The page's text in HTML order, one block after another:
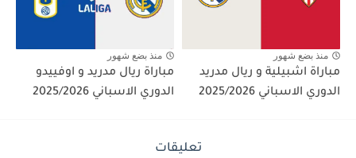
منذ بضع شهور
مباراة اشبيلية و ريال مدريد
الدوري الاسباني 2025/2026
منذ بضع شهور
مباراة ريال مدريد و اوفييدو
الدوري الاسباني 2025/2026
تعليقات